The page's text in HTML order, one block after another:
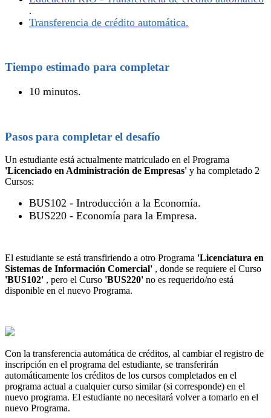
.‍
Transferencia de crédito automática.‍
Tiempo estimado para completar
10 minutos.
Pasos para completar el desafío
Un estudiante está actualmente matriculado en el Programa
'Licenciado en Administración de Empresas' y ha completado 2
Cursos:
BUS102 - Introducción a la Economía.
BUS220 - Economía para la Empresa.
El estudiante se está transfiriendo a otro Programa 'Licenciatura en
Sistemas de Información Comercial' , donde se requiere el Curso
'BUS102' , pero el Curso 'BUS220' no es requerido/no está
disponible en el nuevo Programa.
Con la transferencia automática de créditos, al cambiar el registro de
inscripción en el programa del estudiante, se transferirán
automáticamente los créditos de los cursos completados en el
programa actual a cualquier curso similar (si corresponde) en el
nuevo programa. El estudiante no necesitará volver a tomarlo en el
nuevo Programa.